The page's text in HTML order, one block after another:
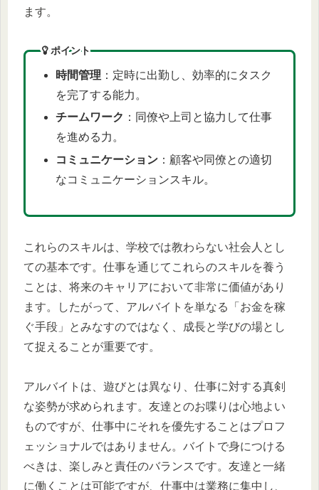
ます。
ポイント
時間管理 ：定時に出勤し、効率的にタスク
を完了する能力。
チームワーク ：同僚や上司と協力して仕事
を進める力。
コミュニケーション：顧客や同僚との適切
なコミュニケーションスキル。
これらのスキルは、学校では教わらない社会人とし
ての基本です。仕事を通じてこれらのスキルを養う
ことは、将来のキャリアにおいて非常に価値があり
ます。したがって、アルバイトを単なる「お金を稼
ぐ手段」とみなすのではなく、成長と学びの場とし
て捉えることが重要です。
アルバイトは、遊びとは異なり、仕事に対する真剣
な姿勢が求められます。友達とのお喋りは心地よい
ものですが、仕事中にそれを優先することはプロフ
ェッショナルではありません。バイトで身につける
べきは、楽しみと責任のバランスです。友達と一緒
に働くことは可能ですが、仕事中は業務に集中し、